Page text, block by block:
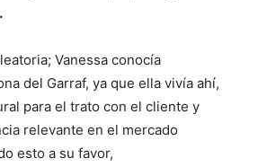
Vanessa conocía
del Garraf, ya que ella vivía ahí,
para el trato con el cliente y
relevante en el mercado
esto a su favor,